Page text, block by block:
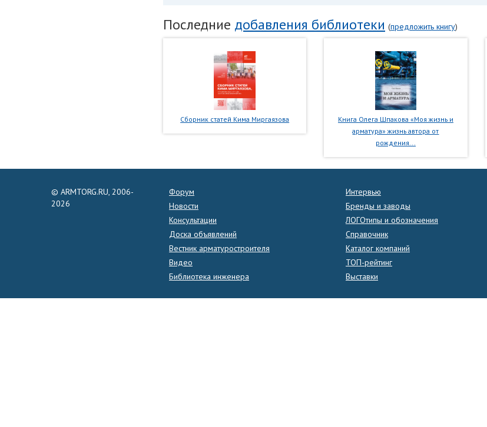
Последние добавления библиотеки (предложить книгу)
Сборник статей Кима Миргаязова
Книга Олега Шпакова «Моя жизнь и
арматура» жизнь автора от
рождения...
© ARMTORG.RU, 2006-
2026
Форум
Новости
Консультации
Доска объявлений
Вестник арматуростроителя
Видео
Библиотека инженера
Интервью
Бренды и заводы
ЛОГОтипы и обозначения
Справочник
Каталог компаний
ТОП-рейтинг
Выставки